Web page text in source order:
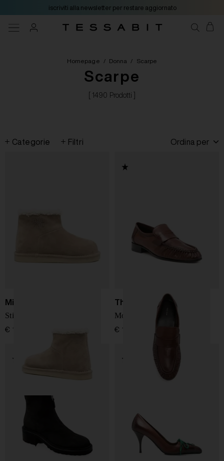
iscriviti alla newsletter per restare aggiornato
Homepage / Donna / Scarpe
Scarpe
[ 1490 Prodotti ]
Categorie Filtri Ordina per
Miu Miu
Stivali in pelle scamosciata
€ 1.000,00
The Row
Mocassini in pelle morbida
€ 1.300,00